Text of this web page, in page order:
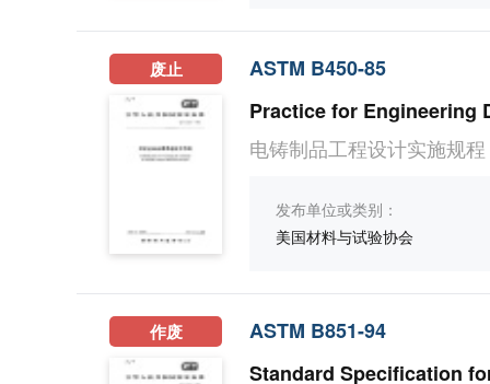
废止
ASTM B450-85
Practice for Engineering
电铸制品工程设计实施规
发布单位或类别：
美国材料与试验协会
作废 ASTM B851-94